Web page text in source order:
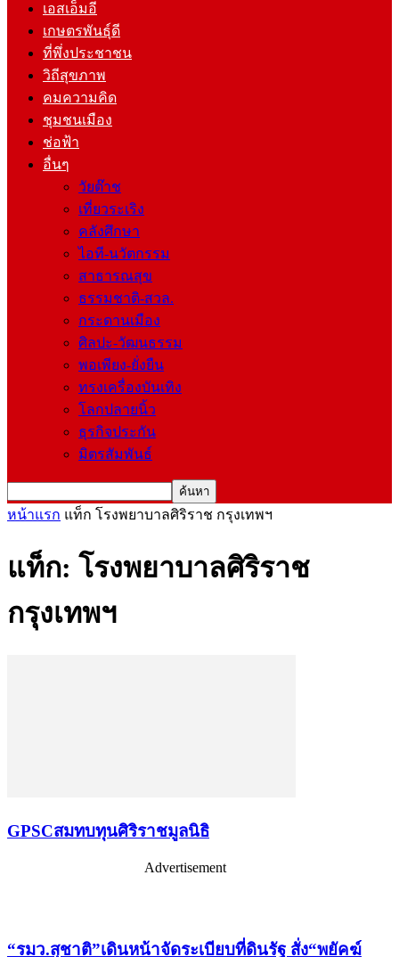
เอสเอ็มอี
เกษตรพันธุ์ดี
ที่พึ่งประชาชน
วิถีสุขภาพ
คมความคิด
ชุมชนเมือง
ช่อฟ้า
อื่นๆ
วัยต๊าช
เที่ยวระเริง
คลังศึกษา
ไอที-นวัตกรรม
สาธารณสุข
ธรรมชาติ-สวล.
กระดานเมือง
ศิลปะ-วัฒนธรรม
พอเพียง-ยั่งยืน
ทรงเครื่องบันเทิง
โลกปลายนิ้ว
ธุรกิจประกัน
มิตรสัมพันธ์
หน้าแรก แท็ก โรงพยาบาลศิริราช กรุงเทพฯ
แท็ก: โรงพยาบาลศิริราช
กรุงเทพฯ
GPSCสมทบทุนศิริราชมูลนิธิ
Advertisement
“รมว.สุชาติ”เดินหน้าจัดระเบียบที่ดินรัฐ สั่ง“พยัคฆ์